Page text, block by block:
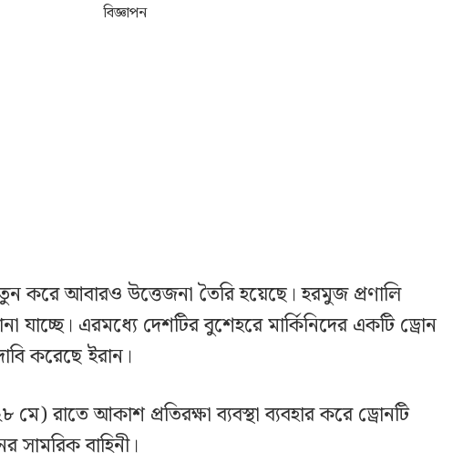
বিজ্ঞাপন
করে আবারও উত্তেজনা তৈরি হয়েছে। হরমুজ প্রণালি
এরমধ্যে দেশটির বুশেহরে মার্কিনিদের একটি ড্রোন
করেছে ইরান।
মে) রাতে আকাশ প্রতিরক্ষা ব্যবস্থা ব্যবহার করে ড্রোনটি
সামরিক বাহিনী।